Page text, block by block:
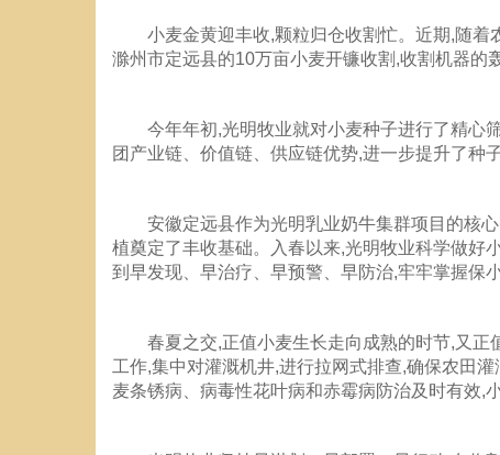
小麦金黄迎丰收,颗粒归仓收割忙。近期,随
滁州市定远县的10万亩小麦开镰收割,收割机器的
今年年初,光明牧业就对小麦种子进行了精心
团产业链、价值链、供应链优势,进一步提升了种
安徽定远县作为光明乳业奶牛集群项目的核
植奠定了丰收基础。入春以来,光明牧业科学做好
到早发现、早治疗、早预警、早防治,牢牢掌握保
春夏之交,正值小麦生长走向成熟的时节,又
工作,集中对灌溉机井,进行拉网式排查,确保农田
麦条锈病、病毒性花叶病和赤霉病防治及时有效,